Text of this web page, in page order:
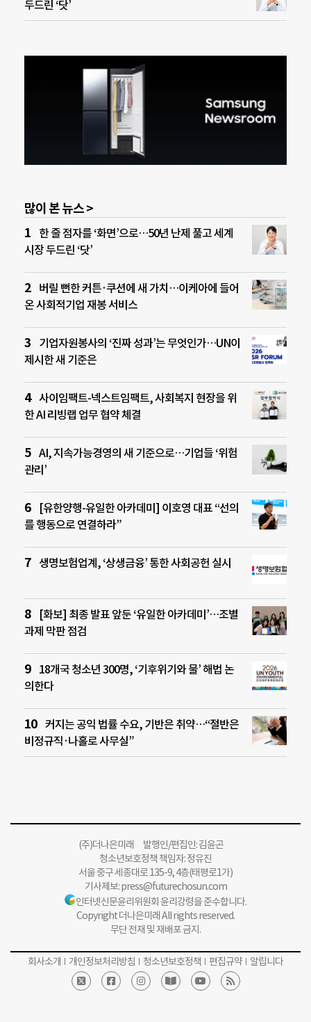
두드린 ‘닷’
많이 본 뉴스 >
한 줄 점자를 ‘화면’으로…50년 난제 풀고 세계
시장 두드린 ‘닷’
버릴 뻔한 커튼·쿠션에 새 가치…이케아에 들어
온 사회적기업 재봉 서비스
기업자원봉사의 ‘진짜 성과’는 무엇인가…UN이
제시한 새 기준은
사이임팩트-넥스트임팩트, 사회복지 현장을 위
한 AI 리빙랩 업무 협약 체결
AI, 지속가능경영의 새 기준으로…기업들 ‘위험
관리’
[유한양행-유일한 아카데미] 이호영 대표 “선의
를 행동으로 연결하라”
생명보험업계, ‘상생금융’ 통한 사회공헌 실시
[화보] 최종 발표 앞둔 ‘유일한 아카데미’…조별
과제 막판 점검
18개국 청소년 300명, ‘기후위기와 물’ 해법 논
의한다
커지는 공익 법률 수요, 기반은 취약…“절반은
비정규직·나홀로 사무실”
(주)더나은미래 발행인/편집인: 김윤곤
청소년보호정책 책임자: 정유진
서울 중구 세종대로 135-9, 4층(태평로1가)
기사제보:press@futurechosun.com
인터넷신문윤리위원회 윤리강령을 준수합니다.
Copyright 더나은미래 All rights reserved.
무단 전재 및 재배포 금지.
회사소개 개인정보처리방침 청소년보호정책 편집규약 알립니다